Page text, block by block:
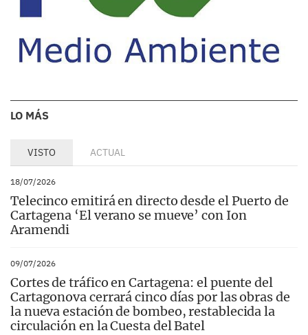
LO MÁS
VISTO ACTUAL
18/07/2026
Telecinco emitirá en directo desde el Puerto de
Cartagena ‘El verano se mueve’ con Ion
Aramendi
09/07/2026
Cortes de tráfico en Cartagena: el puente del
Cartagonova cerrará cinco días por las obras de
la nueva estación de bombeo, restablecida la
circulación en la Cuesta del Batel